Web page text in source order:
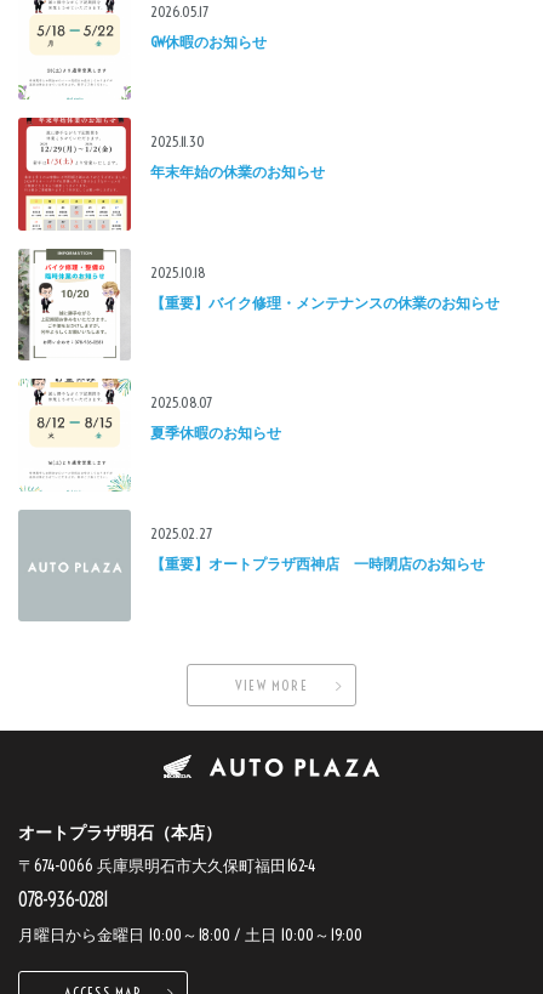
2026.05.17
GW休暇のお知らせ
2025.11.30
年末年始の休業のお知らせ
2025.10.18
【重要】バイク修理・メンテナンスの休業のお知らせ
2025.08.07
夏季休暇のお知らせ
2025.02.27
【重要】オートプラザ西神店 一時閉店のお知らせ
VIEW MORE
オートプラザ明石（本店）
〒674-0066 兵庫県明石市大久保町福田162-4
078-936-0281
月曜日から金曜日 10:00～18:00 / 土日 10:00～19:00